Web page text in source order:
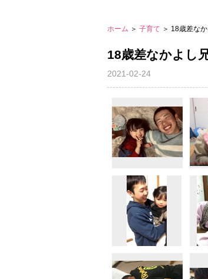
ホーム ＞ 子育て ＞ 18歳差な
18歳差なかよし
2021-02-24